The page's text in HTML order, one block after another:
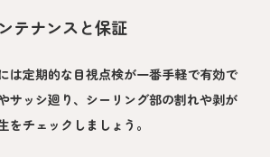
テナンスと保証
は定期的な目視点検が一番手軽で有効で
サッシ廻り、シーリング部の割れや剥が
をチェックしましょう。